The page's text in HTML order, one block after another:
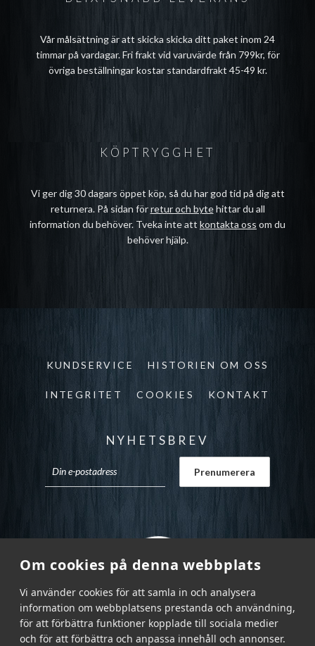
Om cookies på denna webbplats
Vi använder cookies för att samla in och analysera
information om webbplatsens prestanda och användning,
för att förbättra funktioner kopplade till sociala medier
och för att förbättra och anpassa innehåll och annonser.
Vår målsättning är att skicka skicka ditt paket inom 24
timmar på vardagar. Fri frakt vid varuvärde från 799kr, för
övriga beställningar kostar standardfrakt 45-49 kr.
KÖPTRYGGHET
Vi ger dig 30 dagars öppet köp, så du har god tid på dig att
returnera. På sidan förretur och bytehittar du all
information du behöver. Tveka inte att kontakta oss om du
behöver hjälp.
KUNDSERVICE HISTORIEN OM OSS
INTEGRITET COOKIES KONTAKT
NYHETSBREV